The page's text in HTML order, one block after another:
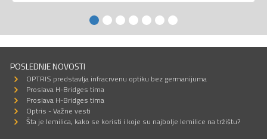
POSLEDNJE NOVOSTI
OPTRIS predstavlja infracrvenu optiku bez germanijuma
Proslava H-Bridges tima
Proslava H-Bridges tima
Optris - Važne vesti
Šta je lemilica, kako se koristi i koje su najbolje lemilice na tržištu?